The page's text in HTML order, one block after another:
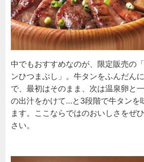
中でもおすすめなのが、限定販売の
ンひつまぶし」。牛タンをふんだん
で、最初はそのまま、次は温泉卵と
の出汁をかけて…と3段階で牛タンを
ます。ここならではのおいしさをぜ
さい。